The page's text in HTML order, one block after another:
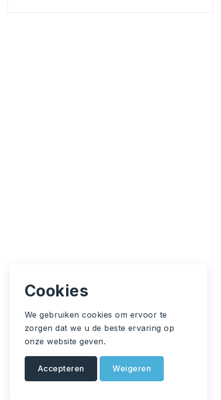
Cookies
We gebruiken cookies om ervoor te
zorgen dat we u de beste ervaring op
onze website geven.
Accepteren Weigeren